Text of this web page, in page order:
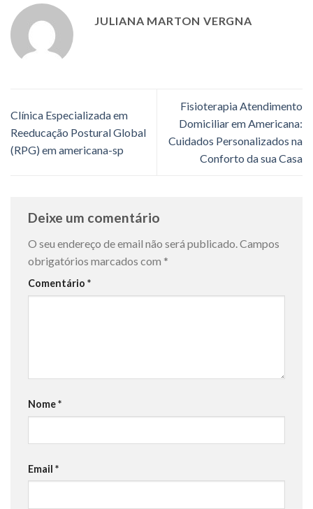
JULIANA MARTON VERGNA
Clínica Especializada em
Reeducação Postural Global
(RPG) em americana-sp
Fisioterapia Atendimento
Domiciliar em Americana:
Cuidados Personalizados na
Conforto da sua Casa
Deixe um comentário
O seu endereço de email não será publicado.Campos
obrigatórios marcados com *
Comentário *
Nome*
Email *